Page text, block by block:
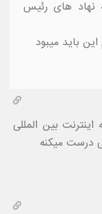
نهاد های رئیس
باید میبود
بین المللی
درست میکنه